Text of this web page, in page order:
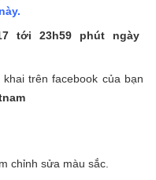
này.
tới 23h59 phút ngày
trên facebook của bạn
chỉnh sửa màu sắc.